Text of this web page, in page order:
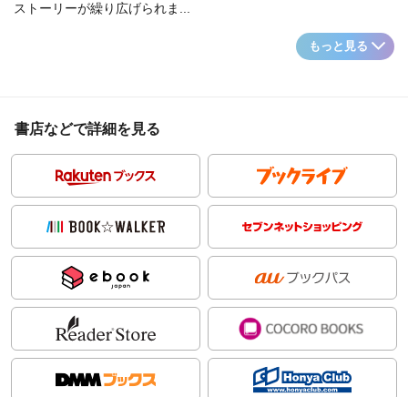
ストーリーが繰り広げられま...
もっと見る
書店などで詳細を見る